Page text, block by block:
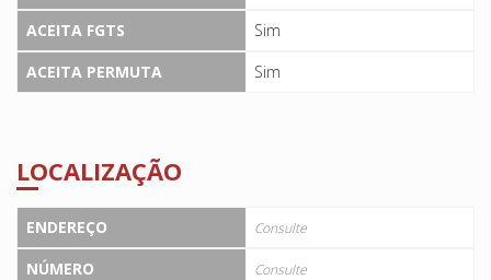
ACEITA FGTS
Sim
ACEITA PERMUTA
Sim
LOCALIZAÇÃO
ENDEREÇO Consulte
NÚMERO Consulte